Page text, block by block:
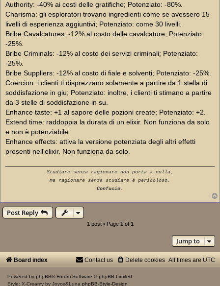
Authority: -40% ai costi delle gratifiche; Potenziato: -80%.
Charisma: gli esploratori trovano ingredienti come se avessero 15
livelli di esperienza aggiuntivi; Potenziato: come 30 livelli.
Bribe Cavalcatures: -12% al costo delle cavalcature; Potenziato:
-25%.
Bribe Criminals: -12% al costo dei servizi criminali; Potenziato:
-25%.
Bribe Suppliers: -12% al costo di fiale e solventi; Potenziato: -25%.
Coercion: i clienti ti disprezzano solamente a partire da 1 stella di
soddisfazione in giu; Potenziato: inoltre, i clienti ti stimano a partire
da 3 stelle di soddisfazione in su.
Enhance taste: +1 al sapore delle pozioni create; Potenziato: +2.
Extend time: raddoppia la durata di un elixir. Non funziona da solo
e non è potenziabile.
Enhance effects: attiva la versione potenziata degli altri effetti
presenti nell'elixir. Non funziona da solo.
Studiare senza ragionare non porta a nulla,
ma ragionare senza studiare è pericoloso.
Confucio.
Post Reply
1 post • Page 1 of 1
Jump to
Board index All times are UTC
Delete cookies
Contact us
Powered by phpBB® Forum Software © phpBB Limited
Style: X-Creamy by Joyce&Luna phpBB-Style-Design